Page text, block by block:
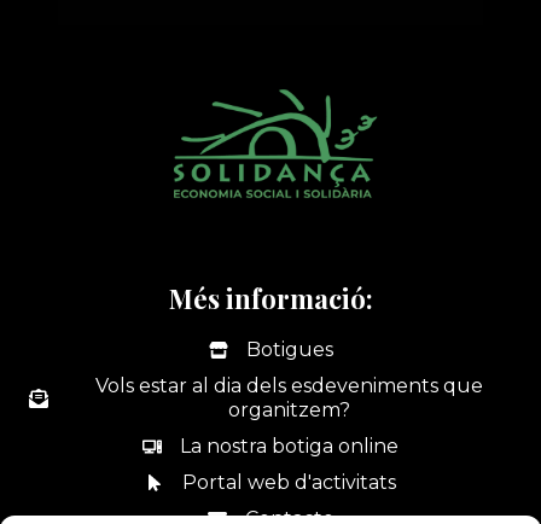
Més informació:
Botigues
Vols estar al dia dels esdeveniments que
organitzem?
La nostra botiga online
Portal web d'activitats
Contacte